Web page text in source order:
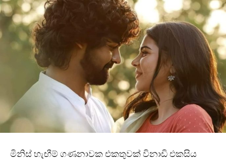
මිනිස් හැඟීම් ගණනාවක එකතුවක් විනාඩි එකසිය